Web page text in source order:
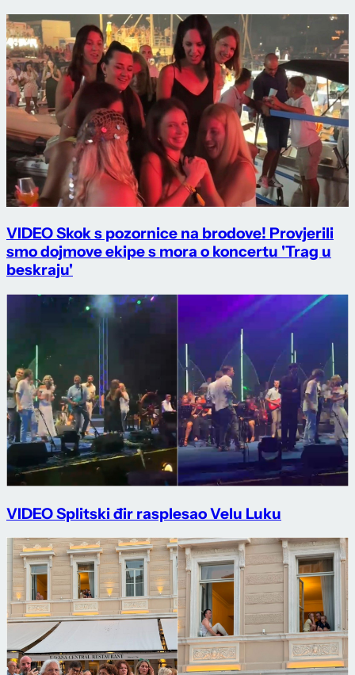
VIDEO Skok s pozornice na brodove! Provjerili
smo dojmove ekipe s mora o koncertu 'Trag u
beskraju'
VIDEO Splitski đir rasplesao Velu Luku